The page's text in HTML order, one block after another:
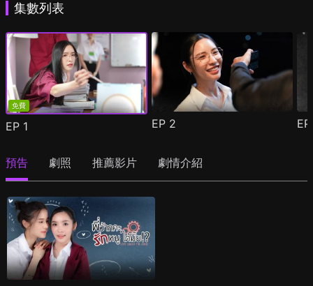
集數列表
免費
EP 1 EP 2
預告 劇照 推薦影片 劇情介紹